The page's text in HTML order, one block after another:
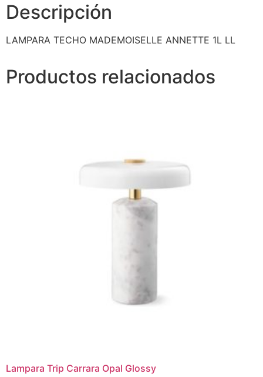
Descripción
LAMPARA TECHO MADEMOISELLE ANNETTE 1L LL
Productos relacionados
Lampara Trip Carrara Opal Glossy